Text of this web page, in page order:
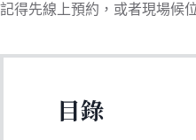
記得先線上預約，或者現場候
目錄